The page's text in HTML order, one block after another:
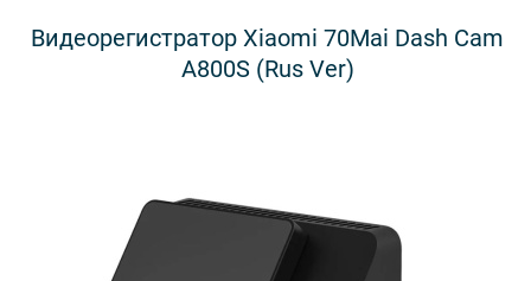
Видеорегистратор Xiaomi 70Mai Dash Cam
A800S (Rus Ver)